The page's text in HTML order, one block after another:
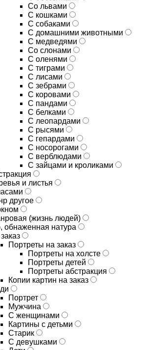
Со львами
С кошками
С собаками
С домашними животными
С медведями
Со слонами
С оленями
С тиграми
С лисами
С зебрами
С коровами
С пандами
С белками
С леопардами
С рысями
С гепардами
С носорогами
С верблюдами
С зайцами и кроликами
и листья
другое
(жизнь людей)
обнаженная натура
Портреты на заказ
Портреты на холсте
Портреты детей
Портреты абстракция
Копии картин на заказ
Портрет
Мужчина
С женщинами
Картины с детьми
Старик
С девушками